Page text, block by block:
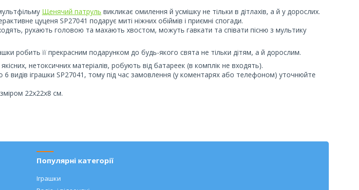
Щенячий патруль викликає омилення й усмішку не тільки в дітлахів, а й у дорослих.
цуценя SP27041 подарує миті ніжних обіймів і приємні спогади.
рухають головою та махають хвостом, можуть гавкати та співати пісню з мультику
робить її прекрасним подарунком до будь-якого свята не тільки дітям, а й дорослим.
нетоксичних матеріалів, робують від батapeeк (в кoмплік не вxoдять).
6 видів іграшки SP27041, тому під час замовлення (у коментарях або телефоном) уточнюйте
22х22х8 см.
Популярні категорії
Іграшки